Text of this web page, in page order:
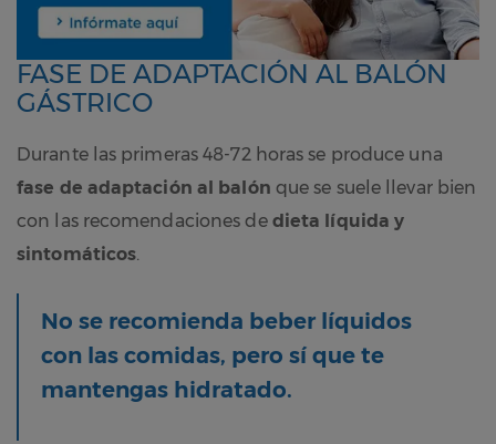
FASE DE ADAPTACIÓN AL BALÓN
GÁSTRICO
Durante las primeras 48-72 horas se produce una
fase de adaptación al balón que se suele llevar bien
con las recomendaciones de dieta líquida y
sintomáticos
No se recomienda beber líquidos
con las comidas, pero sí que te
mantengas hidratado.